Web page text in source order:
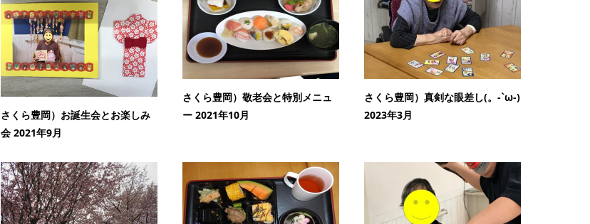
さくら豊岡）お誕生会とお楽しみ
会 2021年9月
さくら豊岡）敬老会と特別メニュ
ー 2021年10月
さくら豊岡）真剣な眼差し(。-`ω-)
2023年3月